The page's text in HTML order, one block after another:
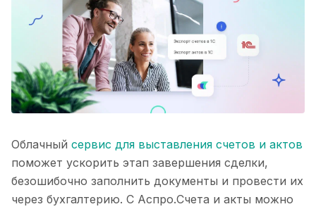
Облачный сервис для выставления счетов и актов
поможет ускорить этап завершения сделки,
безошибочно заполнить документы и провести их
через бухгалтерию. С Аспро.Счета и акты можно